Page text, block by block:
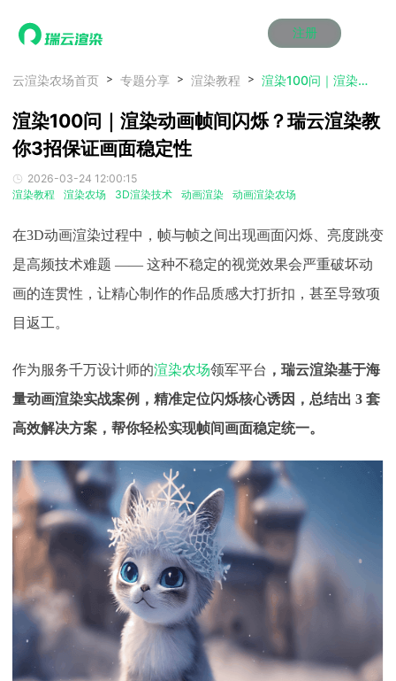
注册
首页
产品服务
云制作
云渲染管理系统
瑞兔百宝箱
AI视频插帧
云制作
云渲染管理系统
瑞兔百宝箱
AI视频插帧
云制作
云渲染管理系统
瑞兔百宝箱
AI视频插帧
云制作
云渲染管理系统
瑞兔百宝箱
AI视频插帧
云制作
云渲染管理系统
瑞兔百宝箱
AI视频插帧
云制作
云渲染管理系统
瑞兔百宝箱
AI视频插帧
Maya云渲染方案
3ds Max云渲染方案
Cinema 4D云渲染方案
Maya AI渲染方案
Maya云渲染方案
3ds Max云渲染方案
Cinema 4D云渲染方案
Maya AI渲染方案
Maya云渲染方案
3ds Max云渲染方案
Cinema 4D云渲染方案
Maya AI渲染方案
Maya云渲染方案
3ds Max云渲染方案
Cinema 4D云渲染方案
Maya AI渲染方案
Maya云渲染方案
3ds Max云渲染方案
Cinema 4D云渲染方案
Maya AI渲染方案
Maya云渲染方案
3ds Max云渲染方案
Cinema 4D云渲染方案
Maya AI渲染方案
动画价格
效果图价格
云制作价格
动画价格
效果图价格
云制作价格
动画价格
效果图价格
云制作价格
动画价格
效果图价格
云制作价格
动画价格
效果图价格
云制作价格
动画价格
效果图价格
云制作价格
资讯&赛事
新闻资讯
渲染百科
渲染大赛
泛CG交流会
新闻资讯
渲染百科
渲染大赛
泛CG交流会
新闻资讯
渲染百科
渲染大赛
泛CG交流会
新闻资讯
渲染百科
渲染大赛
泛CG交流会
新闻资讯
渲染百科
渲染大赛
泛CG交流会
新闻资讯
渲染百科
渲染大赛
泛CG交流会
特惠专区
云渲染优惠攻略
教育优惠
云渲染优惠攻略
教育优惠
云渲染优惠攻略
教育优惠
云渲染优惠攻略
教育优惠
云渲染优惠攻略
教育优惠
云渲染优惠攻略
教育优惠
关于我们
下载动画客户端
效果图客户端
动画客户端
效果图客户端
动画客户端
效果图客户端
动画客户端
效果图客户端
动画客户端
效果图客户端
动画客户端
效果图客户端
帮助/教程
登录
云渲染农场首页 专题分享 渲染教程 渲染100问｜渲染动画帧间闪烁？瑞云渲染教你3招保证画面稳定性
渲染100问｜渲染动画帧间闪烁？瑞云渲染教
你3招保证画面稳定性
2026-03-24 12:00:15
渲染教程
渲染农场 3D渲染技术 动画渲染 动画渲染农场
在3D动画渲染过程中，帧与帧之间出现画面闪烁、亮度跳变
是高频技术难题 —— 这种不稳定的视觉效果会严重破坏动
画的连贯性，让精心制作的作品质感大打折扣，甚至导致项
目返工。
作为服务千万设计师的渲染农场领军平台 ，瑞云渲染基于海
量动画渲染实战案例，精准定位闪烁核心诱因，总结出 3 套
高效解决方案，帮你轻松实现帧间画面稳定统一。